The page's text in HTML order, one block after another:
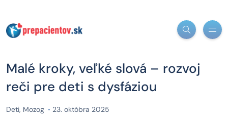
Malé kroky, veľké slová – rozvoj
reči pre deti s dysfáziou
Deti, Mozog 23. októbra 2025